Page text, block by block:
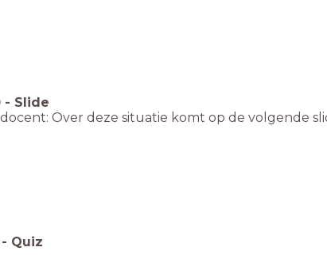
- Slide
Over deze situatie komt op de volgende
- Quiz